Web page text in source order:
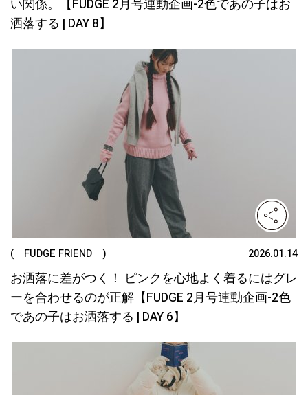
い関係。【FUDGE 2月号連動企画-2色であの子はお
洒落する | DAY 8】
( FUDGE FRIEND ) 2026.01.14
お洒落に差がつく！ ピンクを心地よく着るにはグレ
ーを合わせるのが正解【FUDGE 2月号連動企画-2色
であの子はお洒落する | DAY 6】